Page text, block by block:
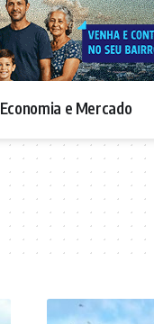
Economia e Mercado